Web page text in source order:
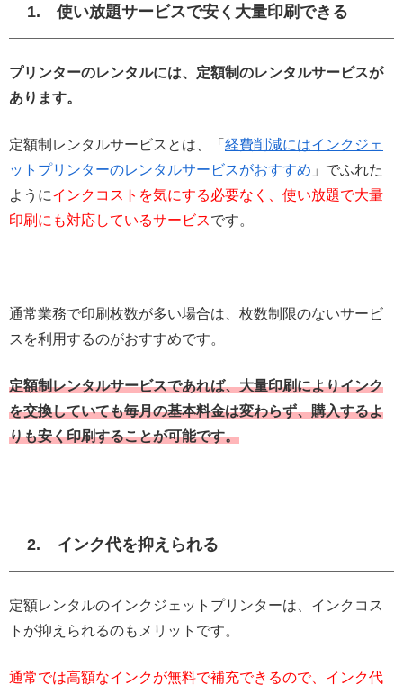
1. 使い放題サービスで安く大量印刷できる
プリンターのレンタルには、定額制のレンタルサービスが
あります。
定額制レンタルサービスとは、「 経費削減にはインクジェ
ットプリンターのレンタルサービスがおすすめ 」でふれた
ようにインクコストを気にする必要なく、使い放題で大量
印刷にも対応しているサービスです。
通常業務で印刷枚数が多い場合は、枚数制限のないサービ
スを利用するのがおすすめです。
定額制レンタルサービスであれば、大量印刷によりインク
を交換していても毎月の基本料金は変わらず、購入するよ
りも安く印刷することが可能です。
2. インク代を抑えられる
定額レンタルのインクジェットプリンターは、インクコス
トが抑えられるのもメリットです。
通常では高額なインクが無料で補充できるので、インク代